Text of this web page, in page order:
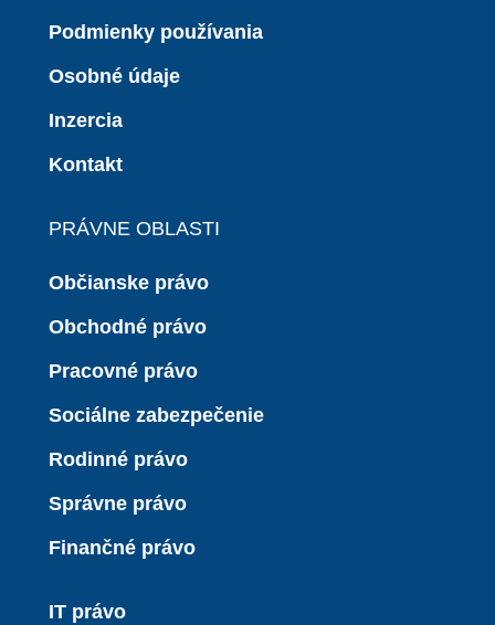
Podmienky používania
Osobné údaje
Inzercia
Kontakt
PRÁVNE OBLASTI
Občianske právo
Obchodné právo
Pracovné právo
Sociálne zabezpečenie
Rodinné právo
Správne právo
Finančné právo
IT právo